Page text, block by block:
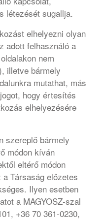
létezését sugallja.
elhelyezni olyan
adott felhasználó a
nem
illetve bármely
mutathat, más
hogy értesítés
elhelyezésére
szereplő bármely
módon kíván
eltérő módon
Társaság előzetes
Ilyen esetben
a MAGYOSZ-szal
+36 70 361-0230,